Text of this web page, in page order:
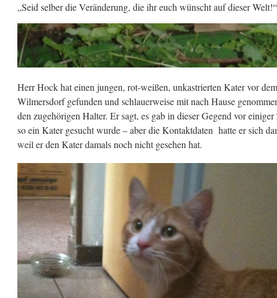
„Seid selber die Veränderung, die ihr euch wünscht auf dieser
Herr Hock hat einen jungen, rot-weißen, unkastrierten Kater vor
Wilmersdorf gefunden und schlauerweise mit nach Hause
den zugehörigen Halter. Er sagt, es gab in dieser Gegend vor
so ein Kater gesucht wurde – aber die Kontaktdaten hatte er sich
weil er den Kater damals noch nicht gesehen hat.